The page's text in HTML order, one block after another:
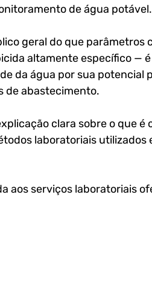
de água potável.
geral do que parâmetros
altamente específico —
da água por sua potencial
de abastecimento.
clara sobre o que é
laboratoriais
aos serviços laboratoriais